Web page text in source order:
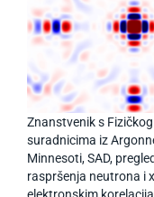
Znanstvenik s
suradnicima iz
Minnesoti, SAD,
raspršenja neutrona i